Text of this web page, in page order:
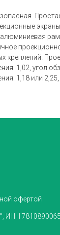
1,02, угол
1,18 или
офертой
ИНН